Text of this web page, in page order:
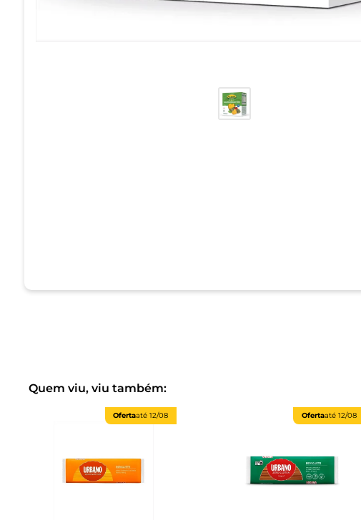
Quem viu, viu também:
Ofertaaté12/08 Ofertaaté 12/08